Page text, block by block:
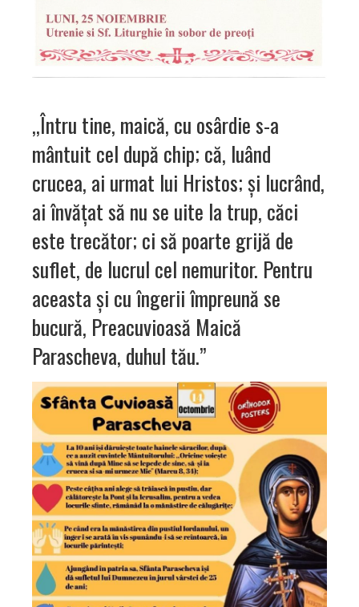
,,Întru tine, maică, cu osârdie s-a
mântuit cel după chip; că, luând
crucea, ai urmat lui Hristos; şi lucrând,
ai învăţat să nu se uite la trup, căci
este trecător; ci să poarte grijă de
suflet, de lucrul cel nemuritor. Pentru
aceasta şi cu îngerii împreună se
bucură, Preacuvioasă Maică
Parascheva, duhul tău.”